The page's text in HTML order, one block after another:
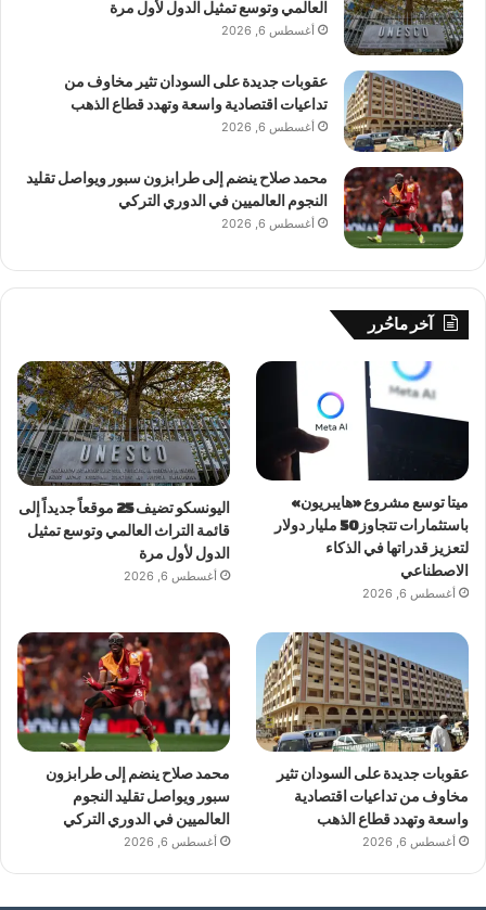
العالمي وتوسع تمثيل الدول لأول مرة
أغسطس 6, 2026
عقوبات جديدة على السودان تثير مخاوف من
تداعيات اقتصادية واسعة وتهدد قطاع الذهب
أغسطس 6, 2026
محمد صلاح ينضم إلى طرابزون سبور ويواصل تقليد
النجوم العالميين في الدوري التركي
أغسطس 6, 2026
آخر ماحُرر
ميتا توسع مشروع «هايبريون»
باستثمارات تتجاوز 50 مليار دولار
لتعزيز قدراتها في الذكاء
الاصطناعي
أغسطس 6, 2026
اليونسكو تضيف 25 موقعاً جديداً إلى
قائمة التراث العالمي وتوسع تمثيل
الدول لأول مرة
أغسطس 6, 2026
عقوبات جديدة على السودان تثير
مخاوف من تداعيات اقتصادية
واسعة وتهدد قطاع الذهب
أغسطس 6, 2026
محمد صلاح ينضم إلى طرابزون
سبور ويواصل تقليد النجوم
العالميين في الدوري التركي
أغسطس 6, 2026